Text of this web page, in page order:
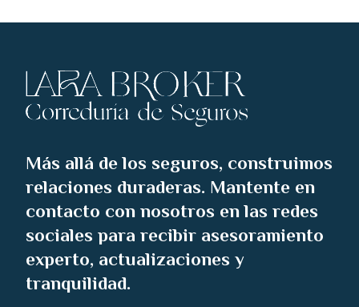
Más allá de los seguros, construimos
relaciones duraderas. Mantente en
contacto con nosotros en las redes
sociales para recibir asesoramiento
experto, actualizaciones y
tranquilidad.